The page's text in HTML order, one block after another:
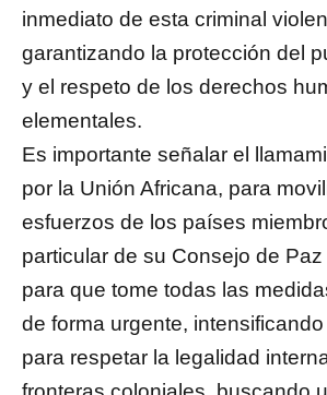
inmediato de esta criminal
garantizando la protección del
y el respeto de los derechos
elementales.
Es importante señalar el
por la Unión Africana, para
esfuerzos de los países
particular de su Consejo de
para que tome todas las
de forma urgente,
para respetar la legalidad